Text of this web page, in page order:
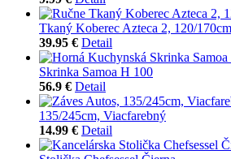
Tkaný Koberec Azteca 2, 120/
39.95 € Detail
Skrinka Samoa H 100
56.9 € Detail
135/245cm, Viacfarebný
14.99 € Detail